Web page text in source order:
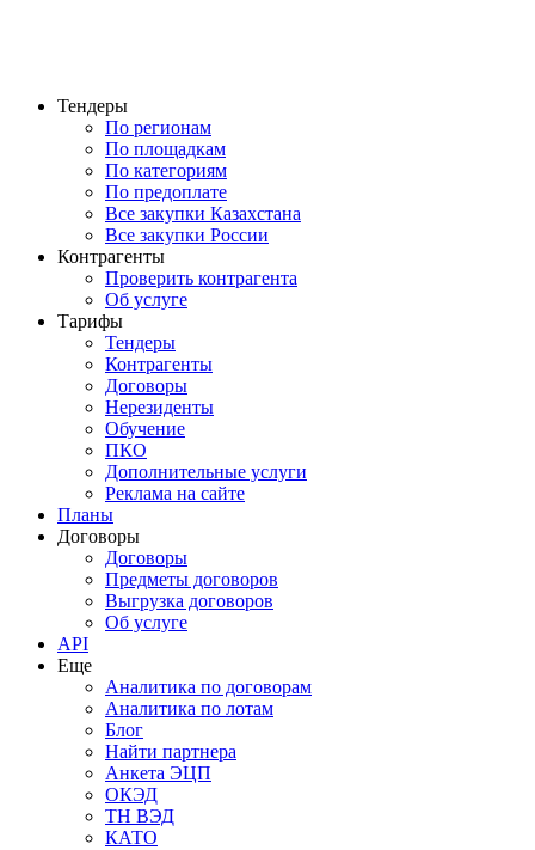
Тендеры
По регионам
По площадкам
По категориям
По предоплате
Все закупки Казахстана
Все закупки России
Контрагенты
Проверить контрагента
Об услуге
Тарифы
Тендеры
Контрагенты
Договоры
Нерезиденты
Обучение
ПКО
Дополнительные услуги
Реклама на сайте
Планы
Договоры
Договоры
Предметы договоров
Выгрузка договоров
Об услуге
API
Еще
Аналитика по договорам
Аналитика по лотам
Блог
Найти партнера
Анкета ЭЦП
ОКЭД
ТН ВЭД
КАТО